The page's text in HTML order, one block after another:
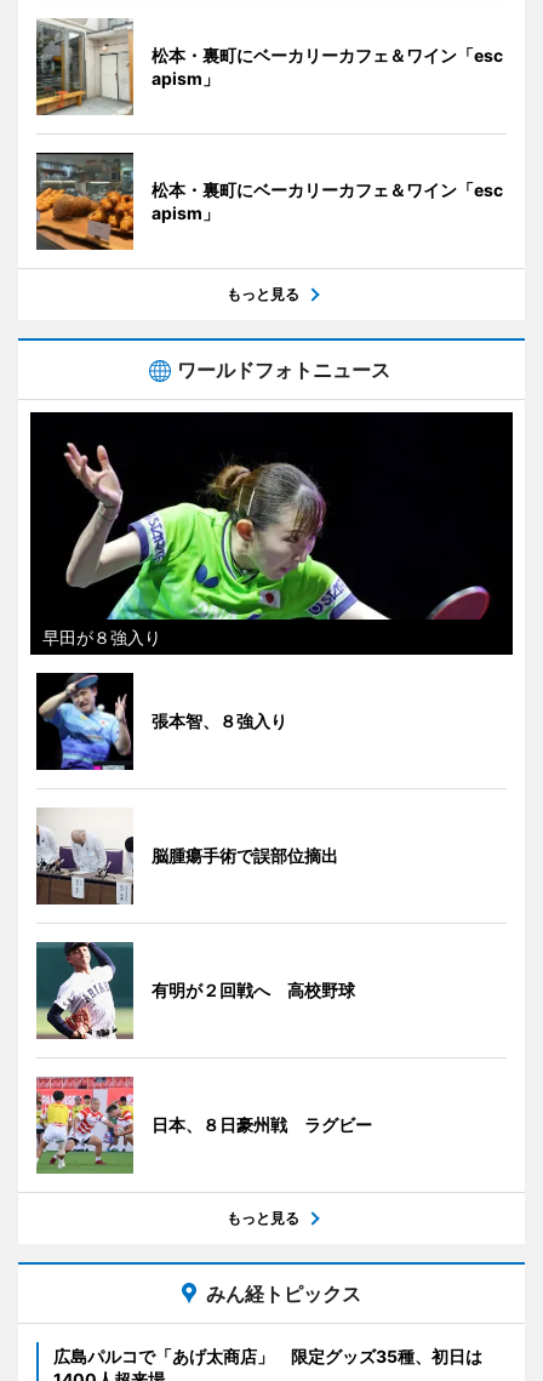
松本・裏町にベーカリーカフェ＆ワイン「esc
apism」
松本・裏町にベーカリーカフェ＆ワイン「esc
apism」
もっと見る
ワールドフォトニュース
早田が８強入り
張本智、８強入り
脳腫瘍手術で誤部位摘出
有明が２回戦へ 高校野球
日本、８日豪州戦 ラグビー
もっと見る
みん経トピックス
広島パルコで「あげ太商店」 限定グッズ35種、初日は